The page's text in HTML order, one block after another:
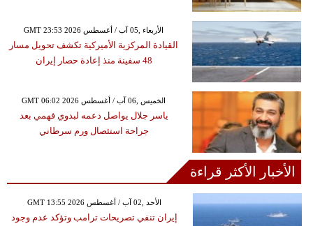
GMT 23:53 2026 الأربعاء ,05 آب / أغسطس
القيادة المركزية الأميركية تكشف تحويل مسار
48 سفينة منذ إعادة حصار إيران
GMT 06:02 2026 الخميس ,06 آب / أغسطس
ياسر جلال يواصل دعمه لبدوي فهمي بعد
جراحة استئصال ورم سرطاني
الأخبار الأكثر قراءة
GMT 13:55 2026 الأحد ,02 آب / أغسطس
إيران تنفي تصريحات ترامب وتؤكد عدم وجود